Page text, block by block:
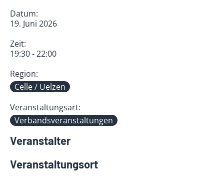
Datum:
19. Juni 2026
Zeit:
19:30 - 22:00
Region:
Celle / Uelzen
Veranstaltungsart:
Verbandsveranstaltungen
Veranstalter
Veranstaltungsort